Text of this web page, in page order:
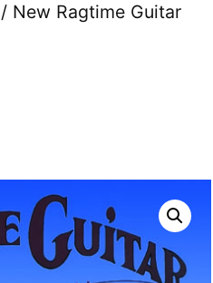
/ New Ragtime Guitar